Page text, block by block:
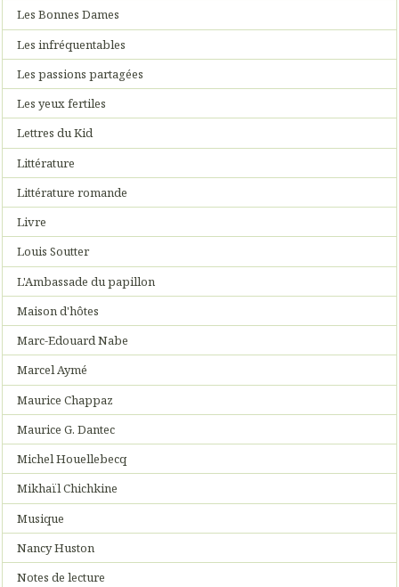
Les Bonnes Dames
Les infréquentables
Les passions partagées
Les yeux fertiles
Lettres du Kid
Littérature
Littérature romande
Livre
Louis Soutter
L'Ambassade du papillon
Maison d'hôtes
Marc-Edouard Nabe
Marcel Aymé
Maurice Chappaz
Maurice G. Dantec
Michel Houellebecq
Mikhaïl Chichkine
Musique
Nancy Huston
Notes de lecture